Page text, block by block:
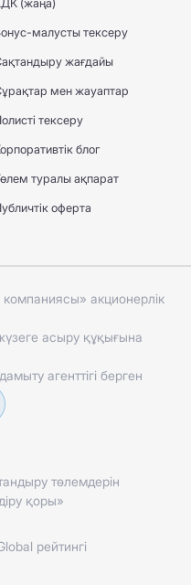
(жаңа)
малусты тексеру
жағдайы
мен жауаптар
тексеру
блог
туралы ақпарат
оферта
акционерлік
асыру құқығына
агенттігі берген
төлемдерін
қоры»
рейтингі